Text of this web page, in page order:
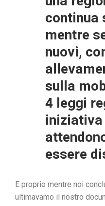
continua
mentre
nuovi,
sulla
4 leggi
essere
E proprio mentre noi
ultimavamo il nostro